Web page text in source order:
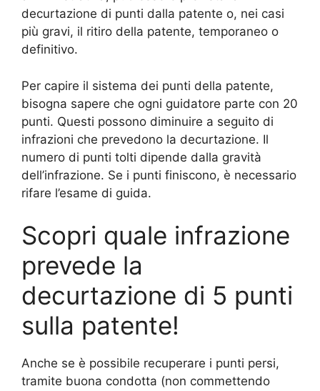
decurtazione di punti dalla patente o, nei casi
più gravi, il ritiro della patente, temporaneo o
definitivo.
Per capire il sistema dei punti della patente,
bisogna sapere che ogni guidatore parte con 20
punti. Questi possono diminuire a seguito di
infrazioni che prevedono la decurtazione. Il
numero di punti tolti dipende dalla gravità
dell’infrazione. Se i punti finiscono, è necessario
rifare l’esame di guida.
Scopri quale infrazione
prevede la
decurtazione di 5 punti
sulla patente!
Anche se è possibile recuperare i punti persi,
tramite buona condotta (non commettendo